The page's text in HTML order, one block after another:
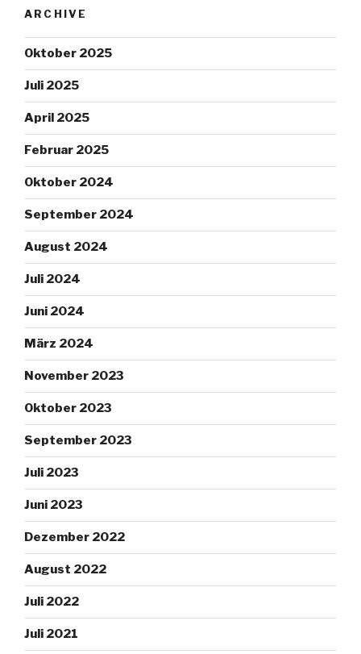
ARCHIVE
Oktober 2025
Juli 2025
April 2025
Februar 2025
Oktober 2024
September 2024
August 2024
Juli 2024
Juni 2024
März 2024
November 2023
Oktober 2023
September 2023
Juli 2023
Juni 2023
Dezember 2022
August 2022
Juli 2022
Juli 2021